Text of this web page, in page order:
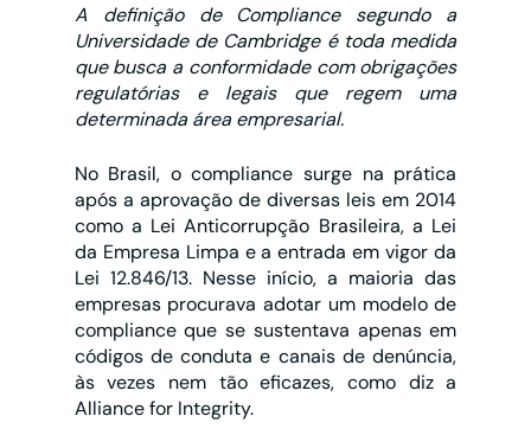
A definição de Compliance segundo a
Universidade de Cambridge é toda medida
que busca a conformidade com obrigações
regulatórias e legais que regem uma
determinada área empresarial.
No Brasil, o compliance surge na prática
após a aprovação de diversas leis em 2014
como a Lei Anticorrupção Brasileira, a Lei
da Empresa Limpa e a entrada em vigor da
Lei 12.846/13. Nesse início, a maioria das
empresas procurava adotar um modelo de
compliance que se sustentava apenas em
códigos de conduta e canais de denúncia,
às vezes nem tão eficazes, como diz a
Alliance for Integrity.